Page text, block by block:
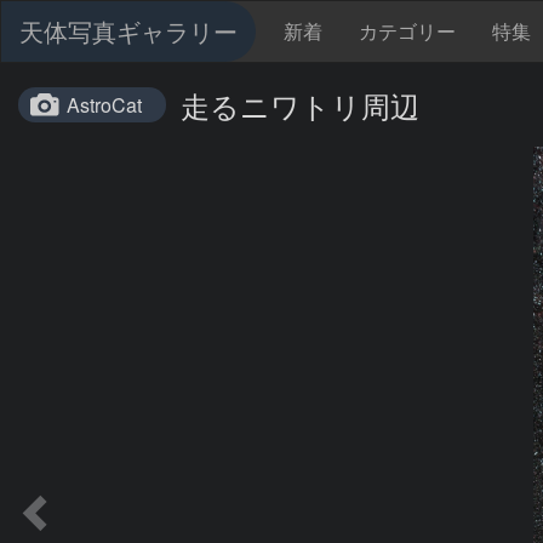
天体写真ギャラリー 新着 カテゴリー 特集
AstroCat 走るニワトリ周辺